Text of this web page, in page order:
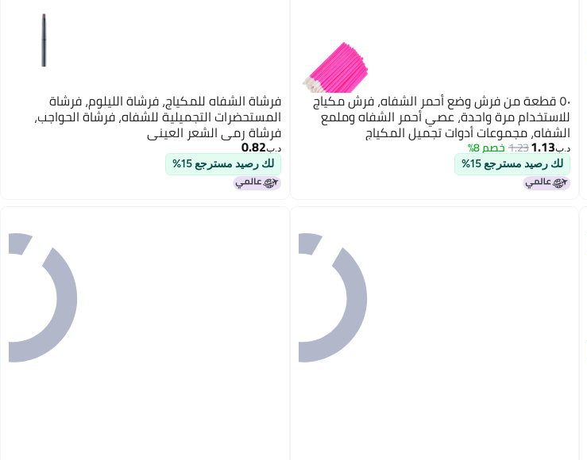
٥٠ قطعة من فرش وضع أحمر الشفاه، فرش مكياج
للاستخدام مرة واحدة، عصي أحمر الشفاه وملمع
الشفاه، مجموعات أدوات تجميل المكياج
د.ب‏1.13
1.23خصم 8%
لك رصيد مسترجع 15%
فرشاة الشفاه للمكياج، فرشاة الليلوم، فرشاة
المستحضرات التجميلية للشفاه، فرشاة الحواجب،
فرشاة رمي الشعر العيني
د.ب‏0.82
لك رصيد مسترجع 15%